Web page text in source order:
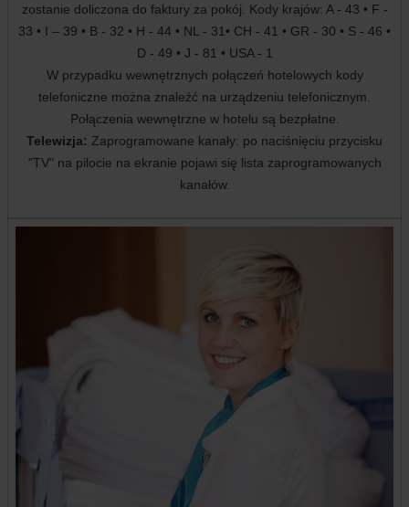
zostanie doliczona do faktury za pokój. Kody krajów: A - 43 • F -
33 • I – 39 • B - 32 • H - 44 • NL - 31• CH - 41 • GR - 30 • S - 46 •
D - 49 • J - 81 • USA - 1
W przypadku wewnętrznych połączeń hotelowych kody
telefoniczne można znaleźć na urządzeniu telefonicznym.
Połączenia wewnętrzne w hotelu są bezpłatne.
Telewizja: Zaprogramowane kanały: po naciśnięciu przycisku
"TV" na pilocie na ekranie pojawi się lista zaprogramowanych
kanałów.